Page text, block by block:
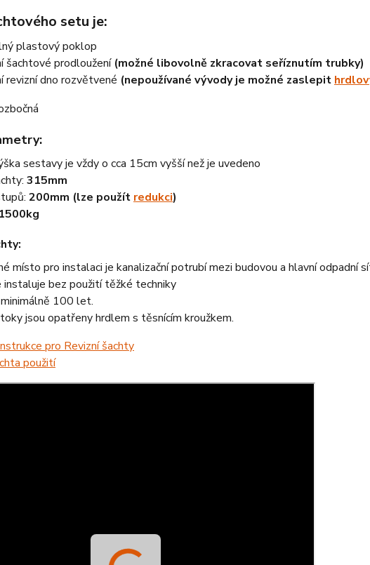
setu je:
plastový poklop
šachtové prodloužení (možné libovolně zkracovat seříznutím trubky)
revizní dno rozvětvené (nepoužívané vývody je možné zaslepit
sestavy je vždy o cca 15cm vyšší než je uvedeno
315mm
200mm (lze použít redukci)
1500kg
místo pro instalaci je kanalizační potrubí mezi budovou a hlavní odpadní
instaluje bez použití těžké techniky
100 let.
jsou opatřeny hrdlem s těsnícím kroužkem.
pro Revizní šachty
použití